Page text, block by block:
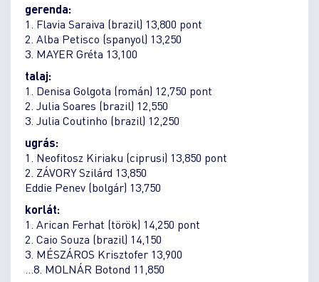
gerenda:
1. Flavia Saraiva (brazil) 13,800 pont
2. Alba Petisco (spanyol) 13,250
3. MAYER Gréta 13,100
talaj:
1. Denisa Golgota (román) 12,750 pont
2. Julia Soares (brazil) 12,550
3. Julia Coutinho (brazil) 12,250
ugrás:
1. Neofitosz Kiriaku (ciprusi) 13,850 pont
2. ZÁVORY Szilárd 13,850
Eddie Penev (bolgár) 13,750
korlát:
1. Arican Ferhat (török) 14,250 pont
2. Caio Souza (brazil) 14,150
3. MÉSZÁROS Krisztofer 13,900
…8. MOLNÁR Botond 11,850